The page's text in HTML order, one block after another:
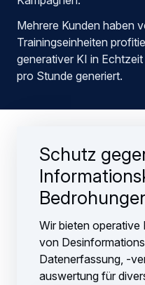
Mehrere Kunden haben
Trainingseinheiten
generativer KI in
pro Stunde generiert.
Schutz
Wir bieten operative
von
Datenerfassung, -
auswertung für